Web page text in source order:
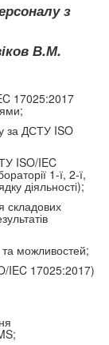
з
В.М.
17025:2017
за ДСТУ ISO
ISO/IEC
1-ї, 2-ї,
діяльності);
складових
можливостей;
IEC 17025:2017)